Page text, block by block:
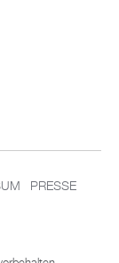
PRESSE